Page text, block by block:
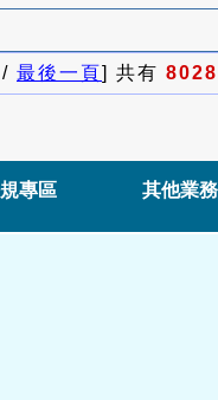
/ 最後一頁] 共有 8028
專區 其他業務